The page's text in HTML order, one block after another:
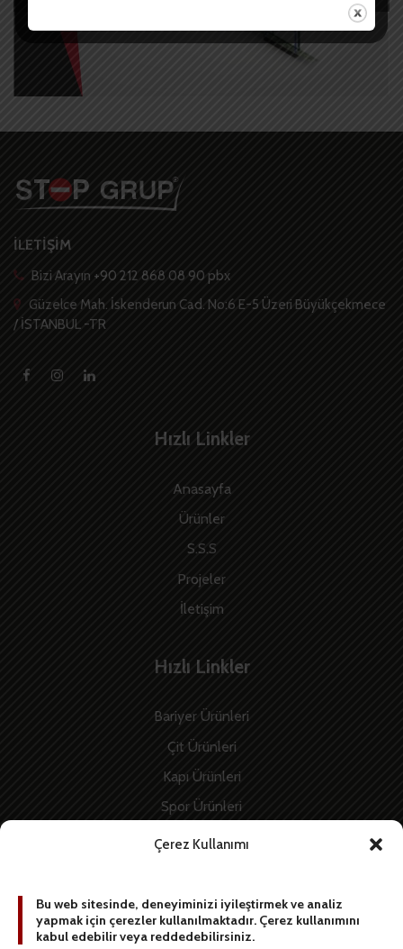
Çerez Kullanımı
Bu web sitesinde, deneyiminizi iyileştirmek ve analiz
yapmak için çerezler kullanılmaktadır. Çerez kullanımını
kabul edebilir veya reddedebilirsiniz.
İLETİŞİM
Bizi Arayın +90 212 868 08 90 pbx
Güzelce Mah. İskenderun Cad. No:6 E-5 Üzeri Büyükçekmece
/ İSTANBUL -TR
Hızlı Linkler
Anasayfa
Ürünler
S.S.S
Projeler
İletişim
Hızlı Linkler
Bariyer Ürünleri
Çit Ürünleri
Kapı Ürünleri
Spor Ürünleri
İnşaat Ürünleri
BİZE YAZIN